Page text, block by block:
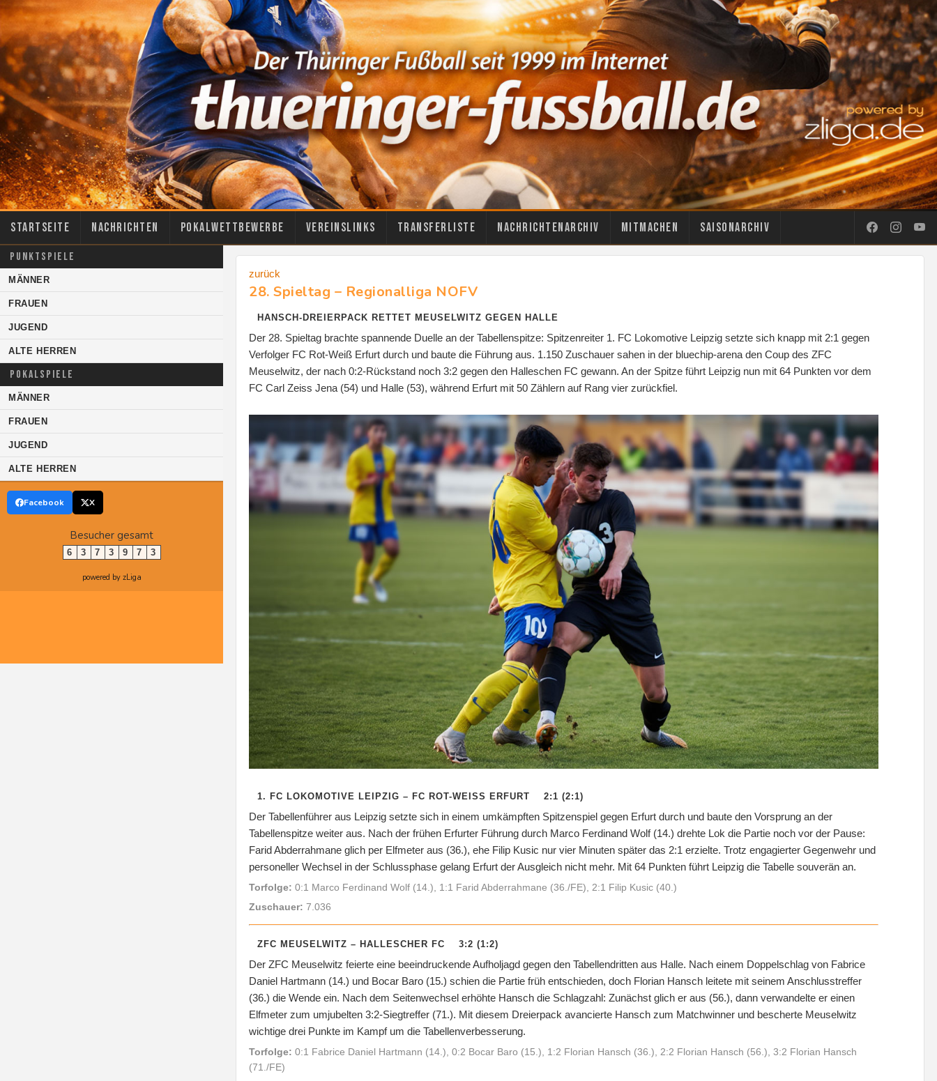
Startseite Nachrichten Pokalwettbewerbe Vereinslinks Transferliste Nachrichtenarchiv Mitmachen Saisonarchiv
PUNKTSPIELE
MÄNNER
FRAUEN
JUGEND
ALTE HERREN
POKALSPIELE
MÄNNER
FRAUEN
JUGEND
ALTE HERREN
Facebook X
Besucher gesamt
6 3 7 3 9 7 3
powered by zLiga
zurück
28. Spieltag – Regionalliga NOFV
HANSCH-DREIERPACK RETTET MEUSELWITZ GEGEN HALLE
Der 28. Spieltag brachte spannende Duelle an der Tabellenspitze: Spitzenreiter 1. FC Lokomotive Leipzig setzte sich knapp mit 2:1 gegen
Verfolger FC Rot-Weiß Erfurt durch und baute die Führung aus. 1.150 Zuschauer sahen in der bluechip-arena den Coup des ZFC
Meuselwitz, der nach 0:2-Rückstand noch 3:2 gegen den Halleschen FC gewann. An der Spitze führt Leipzig nun mit 64 Punkten vor dem
FC Carl Zeiss Jena (54) und Halle (53), während Erfurt mit 50 Zählern auf Rang vier zurückfiel.
1. FC LOKOMOTIVE LEIPZIG – FC ROT-WEISS ERFURT 2:1 (2:1)
Der Tabellenführer aus Leipzig setzte sich in einem umkämpften Spitzenspiel gegen Erfurt durch und baute den Vorsprung an der
Tabellenspitze weiter aus. Nach der frühen Erfurter Führung durch Marco Ferdinand Wolf (14.) drehte Lok die Partie noch vor der Pause:
Farid Abderrahmane glich per Elfmeter aus (36.), ehe Filip Kusic nur vier Minuten später das 2:1 erzielte. Trotz engagierter Gegenwehr und
personeller Wechsel in der Schlussphase gelang Erfurt der Ausgleich nicht mehr. Mit 64 Punkten führt Leipzig die Tabelle souverän an.
Torfolge: 0:1 Marco Ferdinand Wolf (14.), 1:1 Farid Abderrahmane (36./FE), 2:1 Filip Kusic (40.)
Zuschauer: 7.036
ZFC MEUSELWITZ – HALLESCHER FC 3:2 (1:2)
Der ZFC Meuselwitz feierte eine beeindruckende Aufholjagd gegen den Tabellendritten aus Halle. Nach einem Doppelschlag von Fabrice
Daniel Hartmann (14.) und Bocar Baro (15.) schien die Partie früh entschieden, doch Florian Hansch leitete mit seinem Anschlusstreffer
(36.) die Wende ein. Nach dem Seitenwechsel erhöhte Hansch die Schlagzahl: Zunächst glich er aus (56.), dann verwandelte er einen
Elfmeter zum umjubelten 3:2-Siegtreffer (71.). Mit diesem Dreierpack avancierte Hansch zum Matchwinner und bescherte Meuselwitz
wichtige drei Punkte im Kampf um die Tabellenverbesserung.
Torfolge: 0:1 Fabrice Daniel Hartmann (14.), 0:2 Bocar Baro (15.), 1:2 Florian Hansch (36.), 2:2 Florian Hansch (56.), 3:2 Florian Hansch
(71./FE)